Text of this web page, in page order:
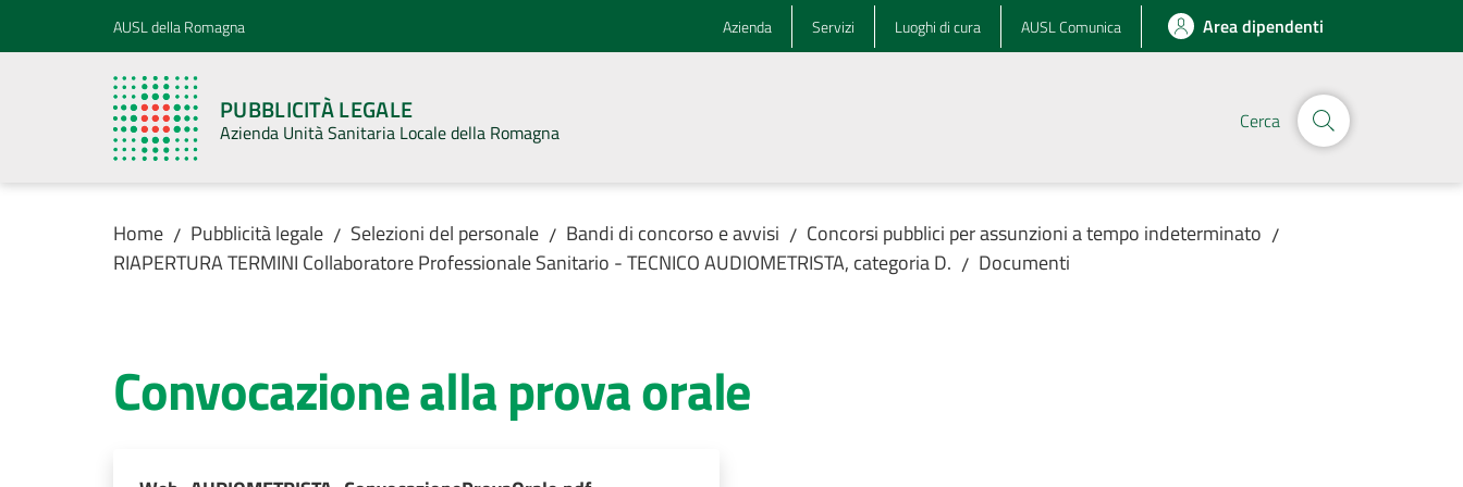
Vai al contenuto
Vai alla navigazioneAUSL della Romagna Azienda Servizi Luoghi di cura AUSL Comunica Area dipendenti
PUBBLICITÀ LEGALE
Azienda Unità Sanitaria Locale della Romagna Cerca
Home / Pubblicità legale / Selezioni del personale / Bandi di concorso e avvisi / Concorsi pubblici per assunzioni a tempo indeterminato /
RIAPERTURA TERMINI Collaboratore Professionale Sanitario - TECNICO AUDIOMETRISTA, categoria D. / Documenti
Convocazione alla prova orale